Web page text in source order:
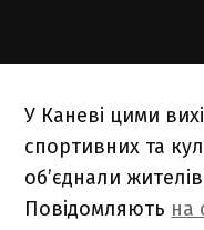
У Каневі цими
спортивних та
об’єднали
Повідомляють на